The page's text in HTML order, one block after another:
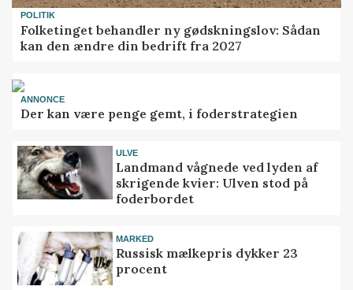
POLITIK
Folketinget behandler ny gødskningslov: Sådan
kan den ændre din bedrift fra 2027
ANNONCE
Der kan være penge gemt, i foderstrategien
ULVE
Landmand vågnede ved lyden af
skrigende kvier: Ulven stod på
foderbordet
MARKED
Russisk mælkepris dykker 23
procent